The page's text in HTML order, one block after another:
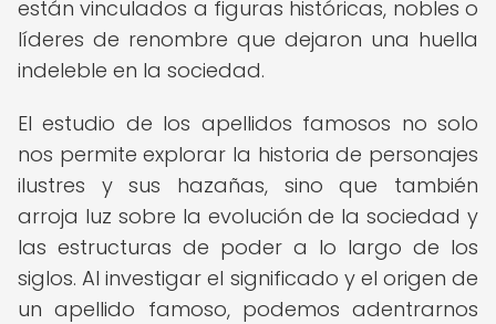
están vinculados a figuras históricas, nobles o
líderes de renombre que dejaron una huella
indeleble en la sociedad.
El estudio de los apellidos famosos no solo
nos permite explorar la historia de personajes
ilustres y sus hazañas, sino que también
arroja luz sobre la evolución de la sociedad y
las estructuras de poder a lo largo de los
siglos. Al investigar el significado y el origen de
un apellido famoso, podemos adentrarnos